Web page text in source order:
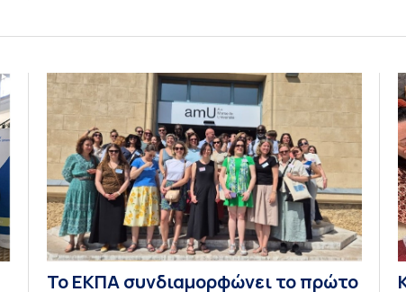
εντάσσεται στο παγκόσμιο δίκτυο SatNOGS. Η
φοιτητών του ΤΤΨΒ στο Open Source […]
Το ΕΚΠΑ συνδιαμορφώνει το πρώτο